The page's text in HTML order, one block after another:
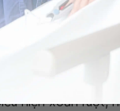
lành tính hay
những trường
hiện xoắn ruột,